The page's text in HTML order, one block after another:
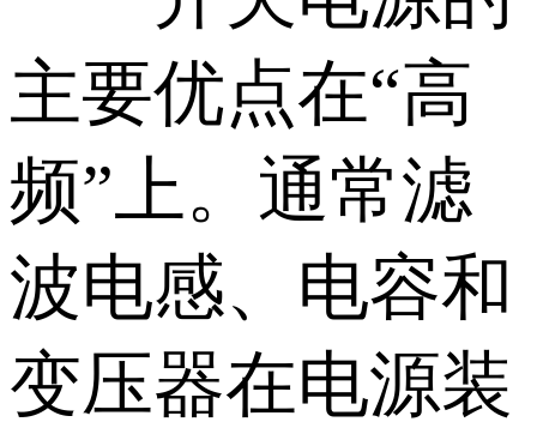
主要优点在“高
频”上。通常滤
波电感、电容和
变压器在电源装